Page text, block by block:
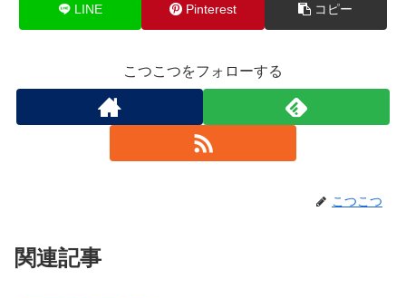
LINE Pinterest コピー
こつこつをフォローする
こつこつ
関連記事